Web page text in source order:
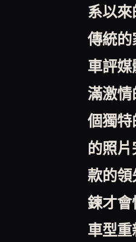
系以
傳統
車評
滿激
個獨
的照
款的
鍊才
車型